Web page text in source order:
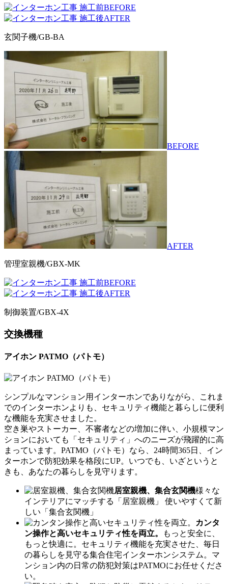
BEFORE
AFTER
玄関子機/GB-BA
BEFORE
AFTER
管理室親機/GBX-MK
BEFORE
AFTER
制御装置/GBX-4X
交換機種
アイホン PATMO（パトモ）
シンプルなマンション用インターホンでありながら、これま
でのインターホンよりも、セキュリティ機能と暮らしに便利
な機能を充実させました。
空き巣やストーカー、不審者などの増加に伴い、小規模マン
ションにおいても「セキュリティ」へのニーズが飛躍的に高
まっています。PATMO（パトモ）なら、24時間365日、イン
ターホンで防犯効果を格段にUP。いつでも、いざというと
きも、あなたの暮らしを見守ります。
居室親機、集合玄関機様々な
インテリアにマッチする「居室親機」 使いやすくて新
しい「集合玄関機」
カンタ
ン操作と高いセキュリティ性を両立。
もっと安全に、
もっと快適に。セキュリティ機能を充実させた、毎日
の暮らしを見守る集合住宅インターホンシステム。マ
ンション内の日常の防犯対策はPATMOにお任せくださ
い。